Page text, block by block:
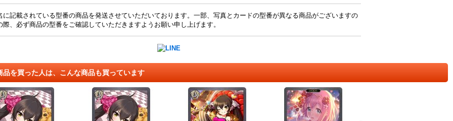
記載されている型番の商品を発送させていただいております。一部、写真とカードの型番が異なる商品がございますの
際、必ず商品の型番をご確認していただきますようお願い申し上げます。
品を買った人は、こんな商品も買っています